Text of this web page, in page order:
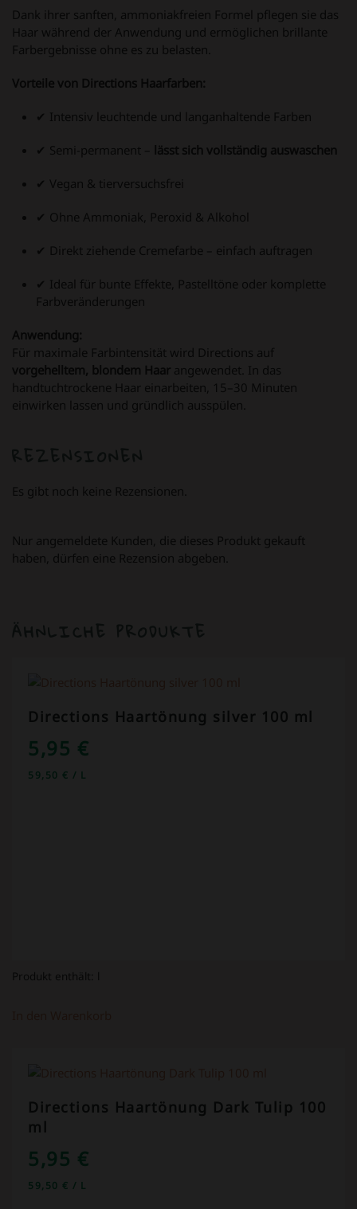
Dank ihrer sanften, ammoniakfreien Formel pflegen sie das
Haar während der Anwendung und ermöglichen brillante
Farbergebnisse ohne es zu belasten.
Vorteile von Directions Haarfarben:
✔ Intensiv leuchtende und langanhaltende Farben
✔ Semi-permanent – lässt sich vollständig auswaschen
✔ Vegan & tierversuchsfrei
✔ Ohne Ammoniak, Peroxid & Alkohol
✔ Direkt ziehende Cremefarbe – einfach auftragen
✔ Ideal für bunte Effekte, Pastelltöne oder komplette
Farbveränderungen
Anwendung:
Für maximale Farbintensität wird Directions auf
vorgehelltem, blondem Haar angewendet. In das
handtuchtrockene Haar einarbeiten, 15–30 Minuten
einwirken lassen und gründlich ausspülen.
Es gibt noch keine Rezensionen.
Nur angemeldete Kunden, die dieses Produkt gekauft
haben, dürfen eine Rezension abgeben.
Directions Haartönung silver 100 ml
5,95 €
59,50 € / L
Produkt enthält:
Directions Haartönung Dark Tulip 100
ml
5,95 €
59,50 € / L